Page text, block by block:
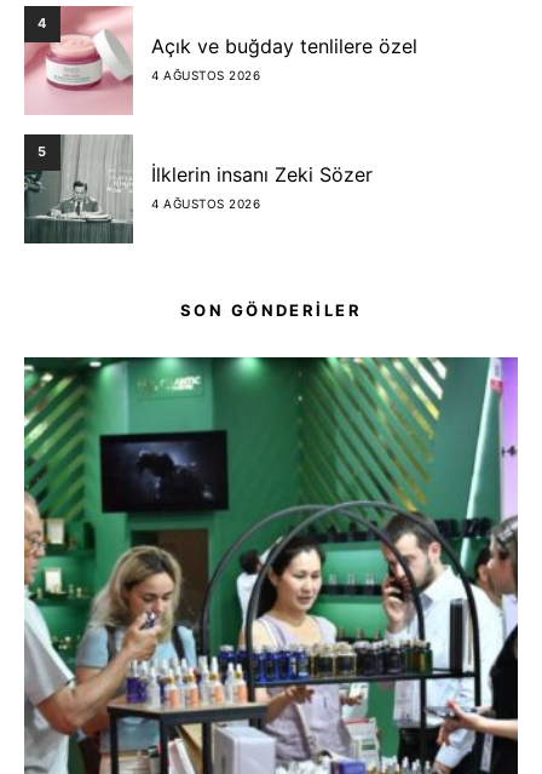
4
Açık ve buğday tenlilere özel
4 AĞUSTOS 2026
5
İlklerin insanı Zeki Sözer
4 AĞUSTOS 2026
SON GÖNDERİLER